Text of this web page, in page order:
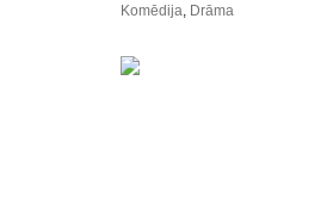
Komēdija, Drāma